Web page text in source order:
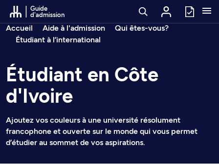
Passer au contenu
Guide
d'admission
Fil d’arianne
Accueil Aide à l'admission
Qui êtes-vous?
Étudiant à l’international
Étudiant en Côte
d'Ivoire
Ajoutez vos couleurs à une université résolument
francophone et ouverte sur le monde qui vous permet
d’étudier au sommet de vos aspirations.